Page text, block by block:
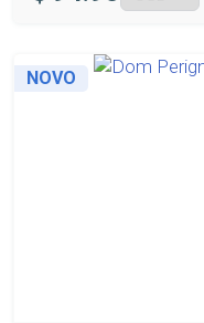
NOVO